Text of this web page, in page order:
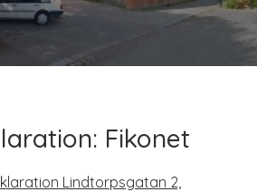
Fikonet
Lindtorpsgatan 2,